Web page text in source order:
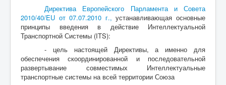
Директива Европейского Парламента и Совета
2010/40/EU от 07.07.2010 г., устанавливающая основные
принципы введения в действие Интеллектуальной
Транспортной Системы (ITS):
- цель настоящей Директивы, а именно для
обеспечения скоординированной и последовательной
развертывание совместимых Интеллектуальные
транспортные системы на всей территории Союза